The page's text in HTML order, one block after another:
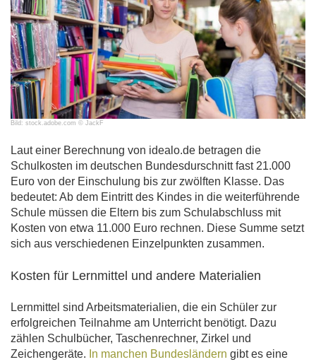
Bild: stock.adobe.com © JackF
Laut einer Berechnung von idealo.de betragen die
Schulkosten im deutschen Bundesdurschnitt fast 21.000
Euro von der Einschulung bis zur zwölften Klasse. Das
bedeutet: Ab dem Eintritt des Kindes in die weiterführende
Schule müssen die Eltern bis zum Schulabschluss mit
Kosten von etwa 11.000 Euro rechnen. Diese Summe setzt
sich aus verschiedenen Einzelpunkten zusammen.
Kosten für Lernmittel und andere Materialien
Lernmittel sind Arbeitsmaterialien, die ein Schüler zur
erfolgreichen Teilnahme am Unterricht benötigt. Dazu
zählen Schulbücher, Taschenrechner, Zirkel und
Zeichengeräte. In manchen Bundesländern gibt es eine